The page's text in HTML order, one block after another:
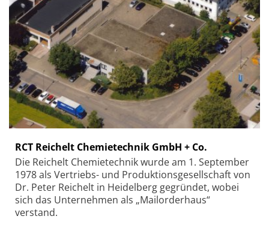
RCT Reichelt Chemietechnik GmbH + Co.
Die Reichelt Chemietechnik wurde am 1. September
1978 als Vertriebs- und Produktionsgesellschaft von
Dr. Peter Reichelt in Heidelberg gegründet, wobei
sich das Unternehmen als „Mailorderhaus“
verstand.